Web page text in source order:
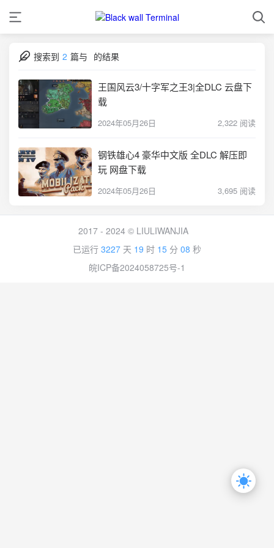
搜索到 2 篇与 的结果
王国风云3/十字军之王3|全DLC 云盘下
载
2024年05月26日 2,322 阅读
钢铁雄心4 豪华中文版 全DLC 解压即
玩 网盘下载
2024年05月26日 3,695 阅读
2017 - 2024 © LIULIWANJIA
已运行 3227 天 19 时 15 分 08 秒
皖ICP备2024058725号-1